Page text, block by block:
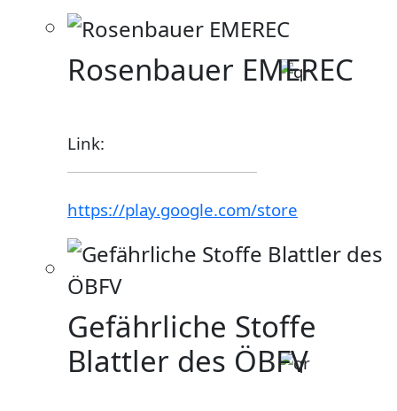
Rosenbauer EMEREC
Link:
https://play.google.com/store
Gefährliche Stoffe
Blattler des ÖBFV